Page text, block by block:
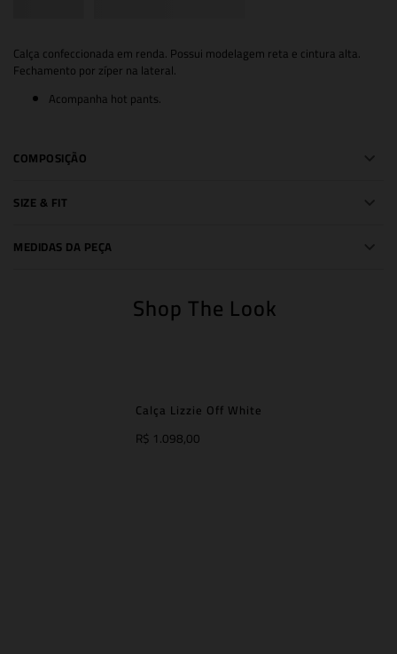
Calça confeccionada em renda. Possui modelagem reta e cintura alta.
Fechamento por zíper na lateral.
Acompanha hot pants.
COMPOSIÇÃO
SIZE & FIT
MEDIDAS DA PEÇA
Shop The Look
Calça Lizzie Off White
R$ 1.098,00